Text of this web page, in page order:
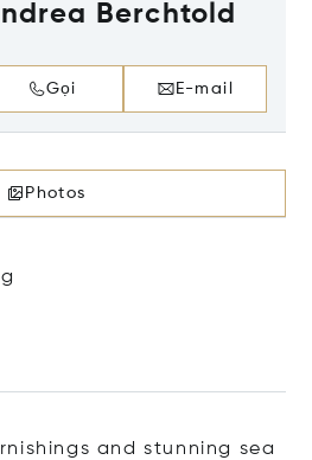
Berchtold
Gọi E-mail
Photos
and stunning sea